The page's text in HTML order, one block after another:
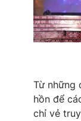
Từ những
hồn để
chỉ vẻ